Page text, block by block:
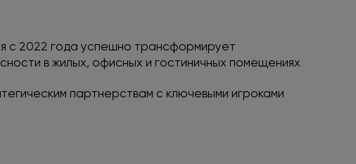
с 2022 года успешно трансформирует
в жилых, офисных и гостиничных помещениях
партнерствам с ключевыми игроками